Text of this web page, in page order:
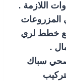
اللازمة .
المزروعات
خطط لري
.
صحي سباك